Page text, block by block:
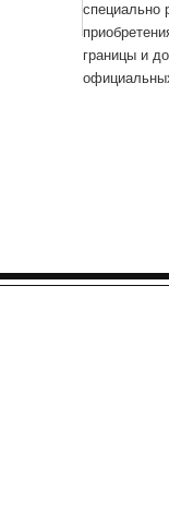
специально
границы и